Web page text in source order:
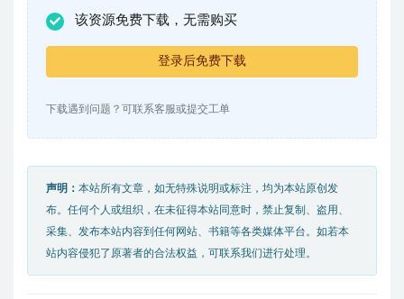
该资源免费下载，无需购买
登录后免费下载
下载遇到问题？可联系客服或提交工单
声明： 本站所有文章，如无特殊说明或标注，均为本站原创发
布。任何个人或组织，在未征得本站同意时，禁止复制、盗用、
采集、发布本站内容到任何网站、书籍等各类媒体平台。如若本
站内容侵犯了原著者的合法权益，可联系我们进行处理。